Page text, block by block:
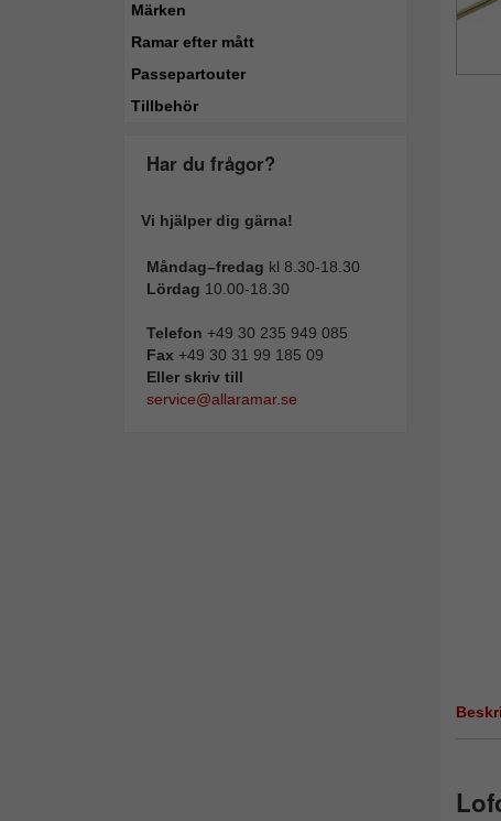
Märken
Ramar efter mått
Passepartouter
Tillbehör
Har du frågor?
Vi hjälper dig gärna!
Måndag–fredag kl 8.30-18.30
Lördag 10.00-18.30
Telefon +49 30 235 949 085
Fax +49 30 31 99 185 09
Eller skriv till
service@allaramar.se